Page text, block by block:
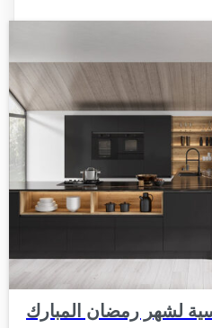
لشهر رمضان المبارك